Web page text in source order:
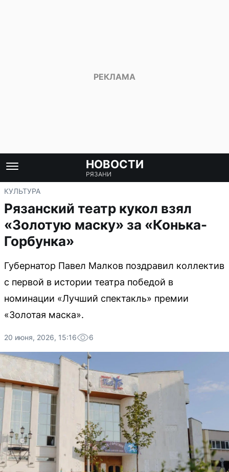
НОВОСТИ
РЯЗАНИ
КУЛЬТУРА
Рязанский театр кукол взял
«Золотую маску» за «Конька-
Горбунка»
Губернатор Павел Малков поздравил коллектив
с первой в истории театра победой в
номинации «Лучший спектакль» премии
«Золотая маска».
20 июня, 2026, 15:16 6